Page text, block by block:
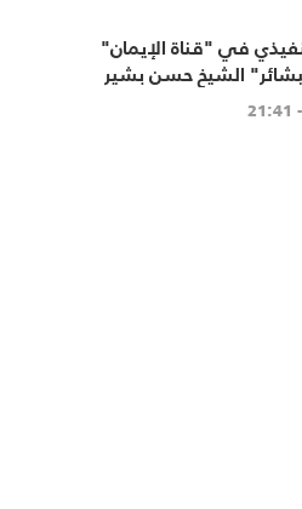
في "قناة الإيمان"
الشيخ حسن بشير
"مبّرة السيّدة خديجة
عليا كريّم: الحاجة